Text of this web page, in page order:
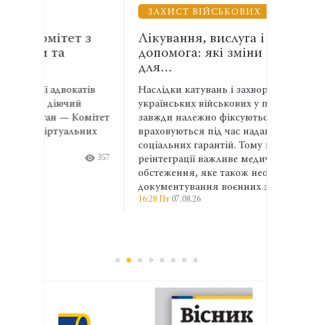
ЗАХИСТ ВІЙСЬКОВИХ
Лікування, вислуга і правнича
допомога: які зміни необхідні
Наслідки катувань і захворювання
українських військових у полоні не
завжди належно фіксуються та
враховуються під час надання
соціальних гарантій. Тому на етапі
реінтеграції важливе медичне
обстеження, яке також необхідне для
документування воєнних злочинів.